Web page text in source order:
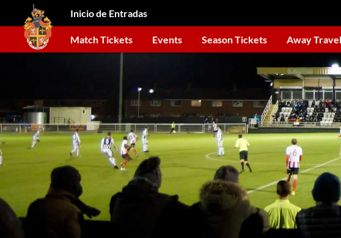
Inicio de Entradas
Match Tickets Events Season Tickets Away Travel